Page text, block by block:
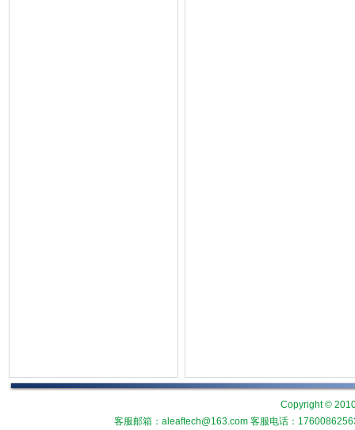
Copyright ©
客服邮箱：aleaftech@163.com 客服电话：